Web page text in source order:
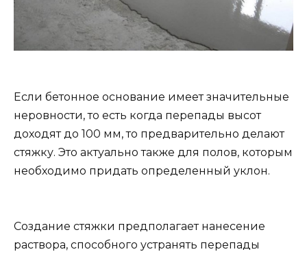
Если бетонное основание имеет значительные
неровности, то есть когда перепады высот
доходят до 100 мм, то предварительно делают
стяжку. Это актуально также для полов, которым
необходимо придать определенный уклон.
Создание стяжки предполагает нанесение
раствора, способного устранять перепады